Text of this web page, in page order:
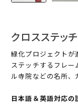
クロスステッ
緑化プロジェクトが
ステッチするフレー
ル寺院などの名所、
日本語＆英語対応